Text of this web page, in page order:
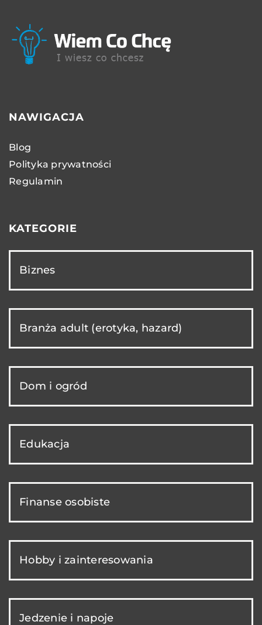
NAWIGACJA
Blog
Polityka prywatności
Regulamin
KATEGORIE
Biznes
Branża adult (erotyka, hazard)
Dom i ogród
Edukacja
Finanse osobiste
Hobby i zainteresowania
Jedzenie i napoje